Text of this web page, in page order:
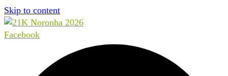
Skip to content
Facebook